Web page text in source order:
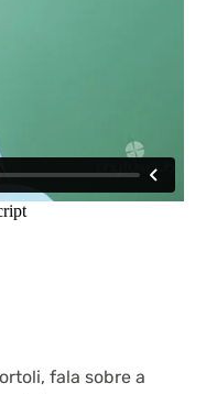
fala sobre a